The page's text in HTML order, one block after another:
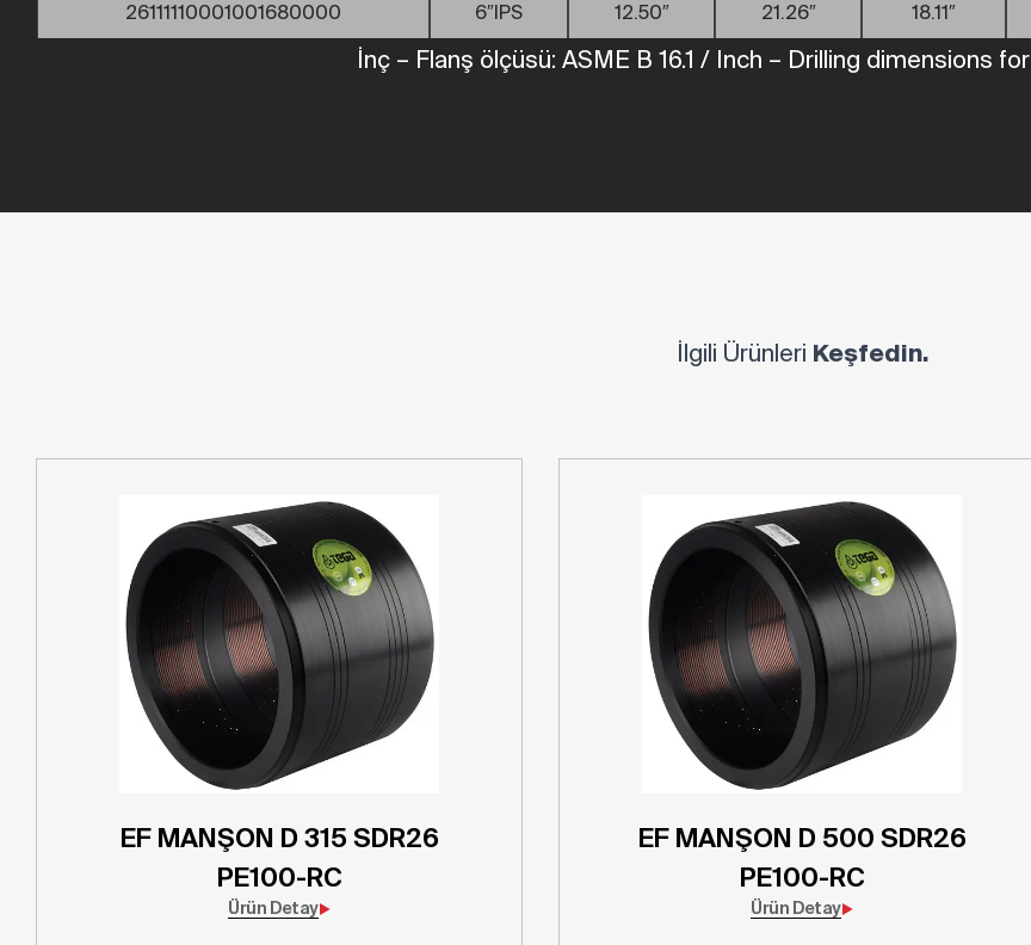
26111110001001680000 6″IPS 12.50″ 21.26″ 18.11″
İnç – Flanş ölçüsü: ASME B 16.1 / Inch – Drilling dimensions for
İlgili Ürünleri Keşfedin.
EF MANŞON D 315 SDR26
PE100-RC
Ürün Detay
EF MANŞON D 500 SDR26
PE100-RC
Ürün Detay